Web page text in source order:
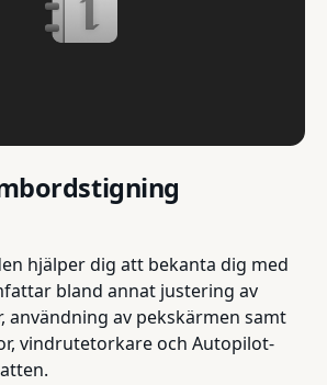
hjälper dig att bekanta dig med
bland annat justering av
användning av pekskärmen samt
vindrutetorkare och Autopilot-